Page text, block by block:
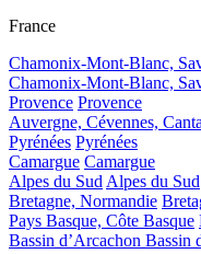
France
Chamonix-Mont-Blanc,
Chamonix-Mont-Blanc,
Provence Provence
Auvergne, Cévennes,
Pyrénées Pyrénées
Camargue Camargue
Alpes du Sud Alpes du Sud
Bretagne, Normandie
Pays Basque, Côte Basque
Bassin d’Arcachon Bassin